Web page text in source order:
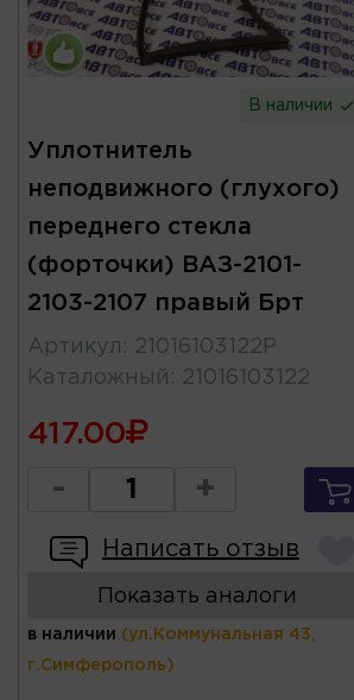
В наличии
Уплотнитель
неподвижного (глухого)
переднего стекла
(форточки) ВАЗ-2101-
2103-2107 правый Брт
Артикул : 21016103122Р
Каталожный : 21016103122
417.00
- +
Написать отзыв
Показать аналоги
в наличии (ул.Коммунальная 43,
г.Симферополь)